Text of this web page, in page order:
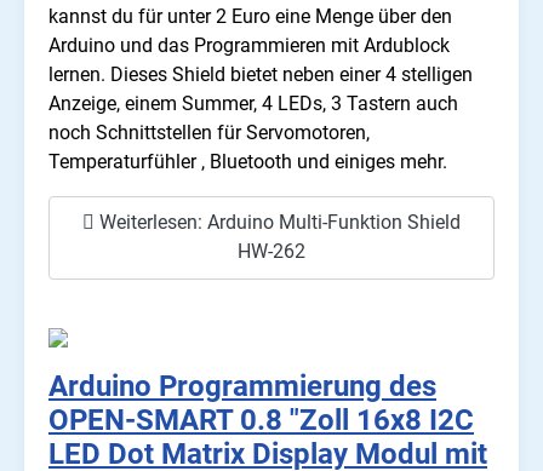
kannst du für unter 2 Euro eine Menge über den
Arduino und das Programmieren mit Ardublock
lernen. Dieses Shield bietet neben einer 4 stelligen
Anzeige, einem Summer, 4 LEDs, 3 Tastern auch
noch Schnittstellen für Servomotoren,
Temperaturfühler , Bluetooth und einiges mehr.
Weiterlesen: Arduino Multi-Funktion Shield
HW-262
Arduino Programmierung des
OPEN-SMART 0.8 "Zoll 16x8 I2C
LED Dot Matrix Display Modul mit